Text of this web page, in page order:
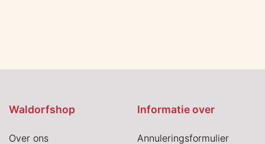
Waldorfshop
Over ons
Informatie over
Annuleringsformulier